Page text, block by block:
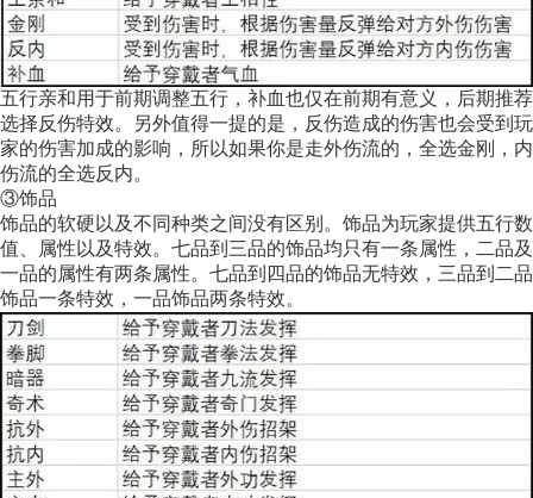
五行亲和用于前期调整五行，补血也仅在前期有意义，后期推荐
选择反伤特效。另外值得一提的是，反伤造成的伤害也会受到玩
家的伤害加成的影响，所以如果你是走外伤流的，全选金刚，内
伤流的全选反内。
③饰品
饰品的软硬以及不同种类之间没有区别。饰品为玩家提供五行数
值、属性以及特效。七品到三品的饰品均只有一条属性，二品及
一品的属性有两条属性。七品到四品的饰品无特效，三品到二品
饰品一条特效，一品饰品两条特效。